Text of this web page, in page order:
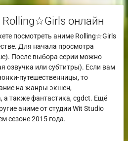
онлайн
посмотреть аниме Rolling☆Girls
Для начала просмотра
После выбора серии можно
озвучка или субтитры). Если вам
путешественницы, то
на жанры экшен,
а также фантастика, cgdct. Ещё
аниме от студии Wit Studio
сезоне 2015 года.